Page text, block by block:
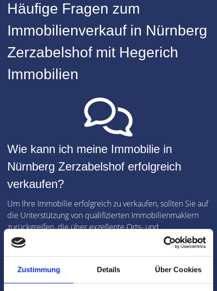
Zustimmung Details Über Cookies
Häufige Fragen zum
Immobilienverkauf in Nürnberg
Zerzabelshof mit Hegerich
Immobilien
Wie kann ich meine Immobilie in
Nürnberg Zerzabelshof erfolgreich
verkaufen?
Um Ihre Immobilie erfolgreich zu verkaufen, sollten Sie auf
die Unterstützung von qualifizierten Immobilienmaklern
zurückgreifen, die über exzellente Orts- und
Marktkenntnisse verfügen.